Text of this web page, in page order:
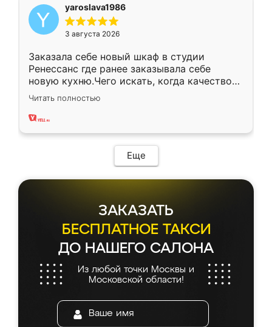
yaroslava1986
3 августа 2026
Заказала себе новый шкаф в студии
Ренессанс где ранее заказывала себе
новую кухню.Чего искать, когда качеством
вполне довольна. Служит кухня уже почти
два года, нареканий нет.
Читать полностью
Еще
ЗАКАЗАТЬ
БЕСПЛАТНОЕ ТАКСИ
ДО НАШЕГО САЛОНА
Из любой точки Москвы и
Московской области!